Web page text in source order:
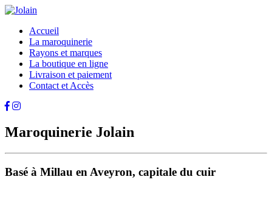
Accueil
La maroquinerie
Rayons et marques
La boutique en ligne
Livraison et paiement
Contact et Accès
Maroquinerie Jolain
Basé à Millau en Aveyron, capitale du cuir